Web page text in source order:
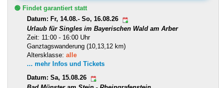
🟢 Findet garantiert statt
Datum: Fr, 14.08.- So, 16.08.26
Urlaub für Singles im Bayerischen Wald am Arber
Zeit: 11:00 - 16:00 Uhr
Ganztagswanderung (10,13,12 km)
Altersklasse: alle
... mehr Infos und Tickets
Datum: Sa, 15.08.26